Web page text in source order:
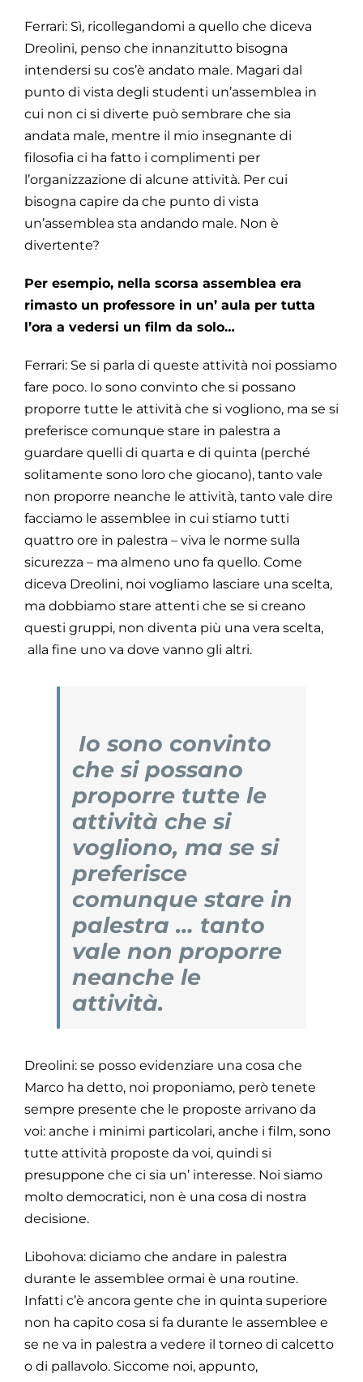
Ferrari: Sì, ricollegandomi a quello che diceva
Dreolini, penso che innanzitutto bisogna
intendersi su cos’è andato male. Magari dal
punto di vista degli studenti un’assemblea in
cui non ci si diverte può sembrare che sia
andata male, mentre il mio insegnante di
filosofia ci ha fatto i complimenti per
l’organizzazione di alcune attività. Per cui
bisogna capire da che punto di vista
un’assemblea sta andando male. Non è
divertente?
Per esempio, nella scorsa assemblea era
rimasto un professore in un’ aula per tutta
l’ora a vedersi un film da solo…
Ferrari: Se si parla di queste attività noi possiamo
fare poco. Io sono convinto che si possano
proporre tutte le attività che si vogliono, ma se si
preferisce comunque stare in palestra a
guardare quelli di quarta e di quinta (perché
solitamente sono loro che giocano), tanto vale
non proporre neanche le attività, tanto vale dire
facciamo le assemblee in cui stiamo tutti
quattro ore in palestra – viva le norme sulla
sicurezza – ma almeno uno fa quello. Come
diceva Dreolini, noi vogliamo lasciare una scelta,
ma dobbiamo stare attenti che se si creano
questi gruppi, non diventa più una vera scelta,
alla fine uno va dove vanno gli altri.
Io sono convinto
che si possano
proporre tutte le
attività che si
vogliono, ma se si
preferisce
comunque stare in
palestra … tanto
vale non proporre
neanche le
attività.
Dreolini: se posso evidenziare una cosa che
Marco ha detto, noi proponiamo, però tenete
sempre presente che le proposte arrivano da
voi: anche i minimi particolari, anche i film, sono
tutte attività proposte da voi, quindi si
presuppone che ci sia un’ interesse. Noi siamo
molto democratici, non è una cosa di nostra
decisione.
Libohova: diciamo che andare in palestra
durante le assemblee ormai è una routine.
Infatti c’è ancora gente che in quinta superiore
non ha capito cosa si fa durante le assemblee e
se ne va in palestra a vedere il torneo di calcetto
o di pallavolo. Siccome noi, appunto,